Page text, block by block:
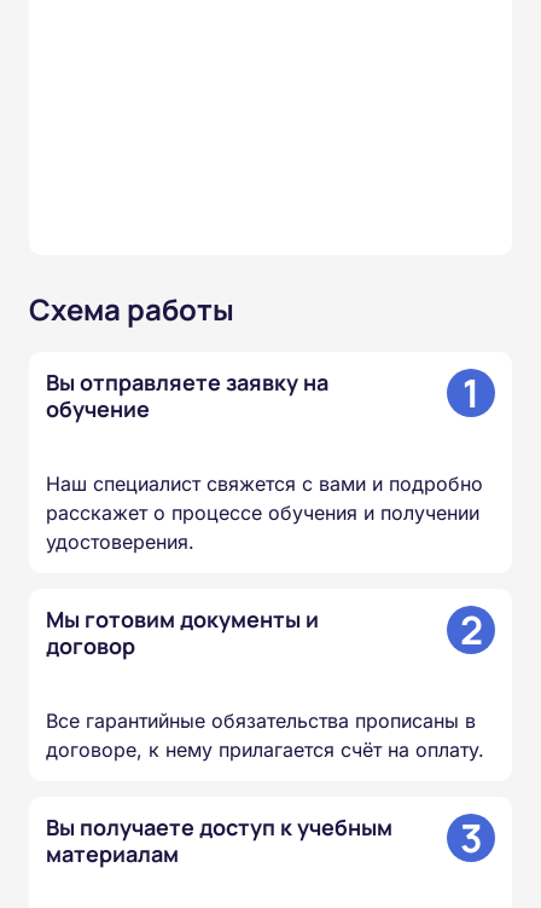
Схема работы
Вы отправляете заявку на
обучение
1
Наш специалист свяжется с вами и подробно
расскажет о процессе обучения и получении
удостоверения.
Мы готовим документы и
договор
2
Все гарантийные обязательства прописаны в
договоре, к нему прилагается счёт на оплату.
Вы получаете доступ к учебным
материалам
3